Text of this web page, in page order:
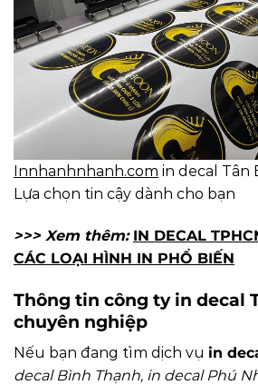
Innhanhnhanh.com in decal Tân
Lựa chọn tin cậy dành cho bạn
>>> Xem thêm: IN DECAL
CÁC LOẠI HÌNH IN PHỔ BIẾN
Thông tin công ty in decal
chuyên nghiệp
Nếu bạn đang tìm dịch vụ in
decal Bình Thạnh, in decal Phú